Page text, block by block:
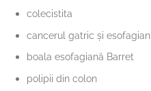
colecistita
cancerul gatric și esofagian
boala esofagiană Barret
polipii din colon